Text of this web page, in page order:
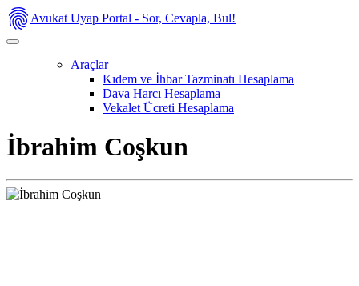
Avukat Uyap Portal - Sor, Cevapla, Bul!
Araçlar
Kıdem ve İhbar Tazminatı Hesaplama
Dava Harcı Hesaplama
Vekalet Ücreti Hesaplama
İbrahim Coşkun